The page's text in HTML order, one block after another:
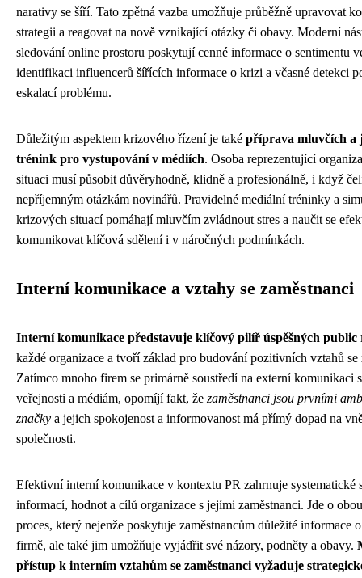
narativy se šíří. Tato zpětná vazba umožňuje průběžně upravovat
strategii a reagovat na nově vznikající otázky či obavy. Moderní
sledování online prostoru poskytují cenné informace o sentimentu
identifikaci influencerů šířících informace o krizi a včasné detekci
eskalací problému.
Důležitým aspektem krizového řízení je také příprava mluvčích a
trénink pro vystupování v médiích. Osoba reprezentující
situaci musí působit důvěryhodně, klidně a profesionálně, i když
nepříjemným otázkám novinářů. Pravidelné mediální tréninky a
krizových situací pomáhají mluvčím zvládnout stres a naučit se
komunikovat klíčová sdělení i v náročných podmínkách.
Interní komunikace a vztahy se zaměstnanci
Interní komunikace představuje klíčový pilíř úspěšných public
každé organizace a tvoří základ pro budování pozitivních vztahů se
Zatímco mnoho firem se primárně soustředí na externí komunikaci
veřejnosti a médiám, opomíjí fakt, že zaměstnanci jsou prvními
značky a jejich spokojenost a informovanost má přímý dopad na
společnosti.
Efektivní interní komunikace v kontextu PR zahrnuje systematické
informací, hodnot a cílů organizace s jejími zaměstnanci. Jde o
proces, který nejenže poskytuje zaměstnancům důležité informace
firmě, ale také jim umožňuje vyjádřit své názory, podněty a obavy.
přístup k interním vztahům se zaměstnanci vyžaduje